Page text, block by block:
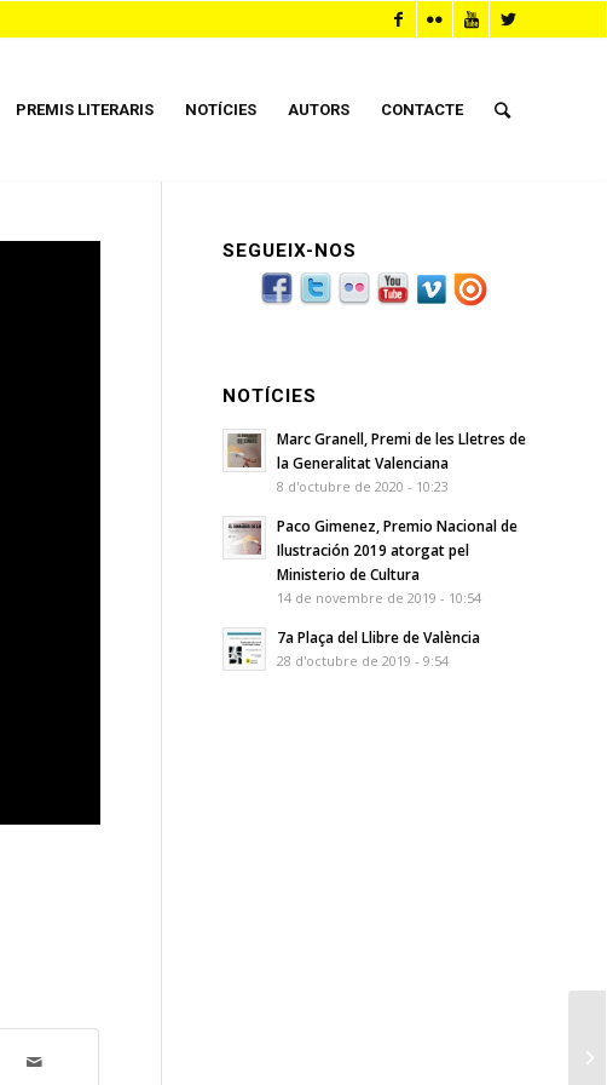
PREMIS LITERARIS NOTÍCIES AUTORS CONTACTE
SEGUEIX-NOS
NOTÍCIES
Marc Granell, Premi de les Lletres de
la Generalitat Valenciana
8 d'octubre de 2020 - 10:23
Paco Gimenez, Premio Nacional de
Ilustración 2019 atorgat pel
Ministerio de Cultura
14 de novembre de 2019 - 10:54
7a Plaça del Llibre de València
28 d'octubre de 2019 - 9:54